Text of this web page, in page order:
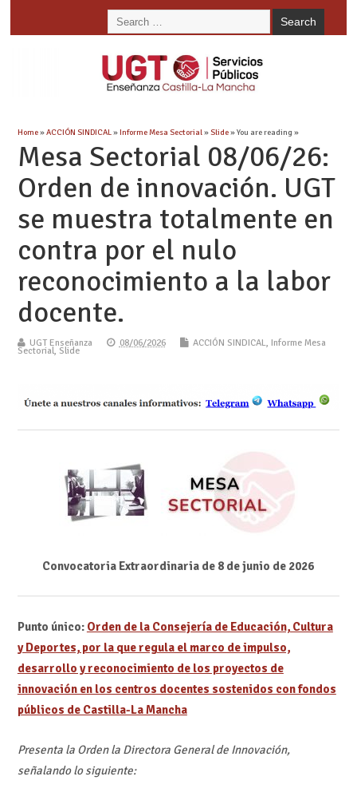
Home»ACCIÓN SINDICAL»Informe Mesa Sectorial»Slide» You are reading »
Mesa Sectorial 08/06/26:
Orden de innovación. UGT
se muestra totalmente en
contra por el nulo
reconocimiento a la labor
docente.
UGT Enseñanza 08/06/2026 ACCIÓN SINDICAL, Informe Mesa
Sectorial, Slide
Convocatoria Extraordinaria de 8 de junio de 2026
Punto único: Orden de la Consejería de Educación, Cultura
y Deportes, por la que regula el marco de impulso,
desarrollo y reconocimiento de los proyectos de
innovación en los centros docentes sostenidos con fondos
públicos de Castilla-La Mancha
Presenta la Orden la Directora General de Innovación,
señalando lo siguiente: